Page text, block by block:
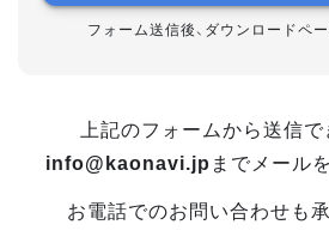
フォーム送信後、ダウンロードペ
上記のフォームから送信で
info@kaonavi.jp までメール
お電話でのお問い合わせも